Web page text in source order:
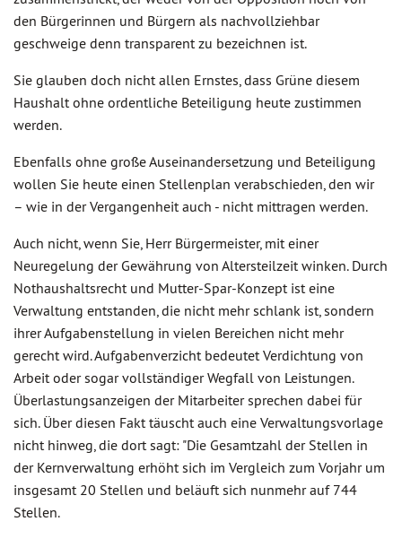
den Bürgerinnen und Bürgern als nachvollziehbar
geschweige denn transparent zu bezeichnen ist.
Sie glauben doch nicht allen Ernstes, dass Grüne diesem
Haushalt ohne ordentliche Beteiligung heute zustimmen
werden.
Ebenfalls ohne große Auseinandersetzung und Beteiligung
wollen Sie heute einen Stellenplan verabschieden, den wir
– wie in der Vergangenheit auch - nicht mittragen werden.
Auch nicht, wenn Sie, Herr Bürgermeister, mit einer
Neuregelung der Gewährung von Altersteilzeit winken. Durch
Nothaushaltsrecht und Mutter-Spar-Konzept ist eine
Verwaltung entstanden, die nicht mehr schlank ist, sondern
ihrer Aufgabenstellung in vielen Bereichen nicht mehr
gerecht wird. Aufgabenverzicht bedeutet Verdichtung von
Arbeit oder sogar vollständiger Wegfall von Leistungen.
Überlastungsanzeigen der Mitarbeiter sprechen dabei für
sich. Über diesen Fakt täuscht auch eine Verwaltungsvorlage
nicht hinweg, die dort sagt: "Die Gesamtzahl der Stellen in
der Kernverwaltung erhöht sich im Vergleich zum Vorjahr um
insgesamt 20 Stellen und beläuft sich nunmehr auf 744
Stellen.